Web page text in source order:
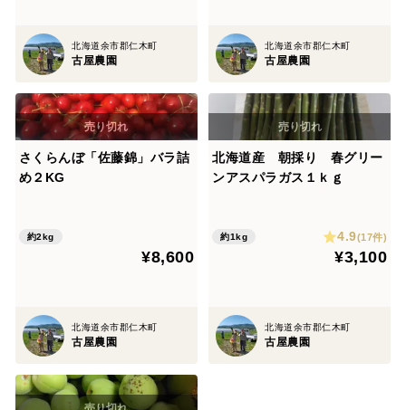
北海道余市郡仁木町
古屋農園
北海道余市郡仁木町
古屋農園
さくらんぼ「佐藤錦」バラ詰
め２KG
約2kg
¥8,600
北海道余市郡仁木町
古屋農園
北海道産 朝採り 春グリー
ンアスパラガス１ｋｇ
約1kg 4.9(17件)
¥3,100
北海道余市郡仁木町
古屋農園